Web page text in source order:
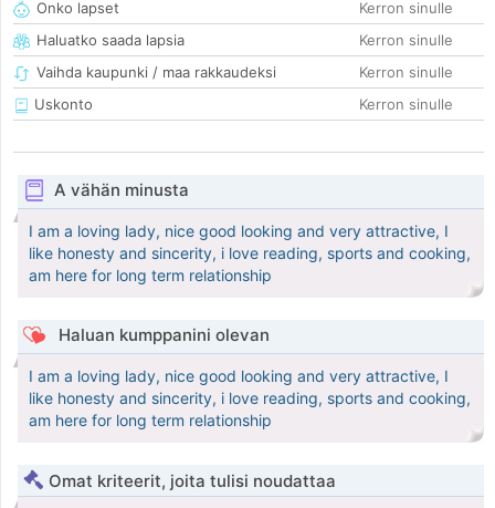
Onko lapset
Kerron sinulle
Haluatko saada lapsia
Kerron sinulle
Vaihda kaupunki / maa rakkaudeksi
Kerron sinulle
Uskonto
Kerron sinulle
A vähän minusta
I am a loving lady, nice good looking and very attractive, I
like honesty and sincerity, i love reading, sports and cooking,
am here for long term relationship
Haluan kumppanini olevan
I am a loving lady, nice good looking and very attractive, I
like honesty and sincerity, i love reading, sports and cooking,
am here for long term relationship
Omat kriteerit, joita tulisi noudattaa